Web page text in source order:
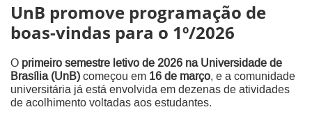
UnB promove programação de
boas-vindas para o 1º/2026
O primeiro semestre letivo de 2026 na Universidade de
Brasília (UnB) começou em 16 de março, e a comunidade
universitária já está envolvida em dezenas de atividades
de acolhimento voltadas aos estudantes.